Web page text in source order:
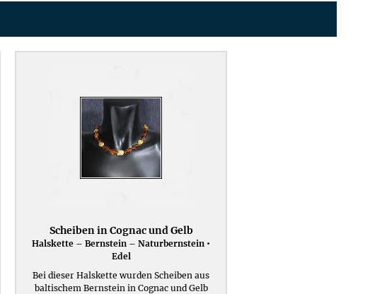
Scheiben in Cognac und Gelb
Halskette – Bernstein – Naturbernstein •
Edel
Bei dieser Halskette wurden Scheiben aus
baltischem Bernstein in Cognac und Gelb